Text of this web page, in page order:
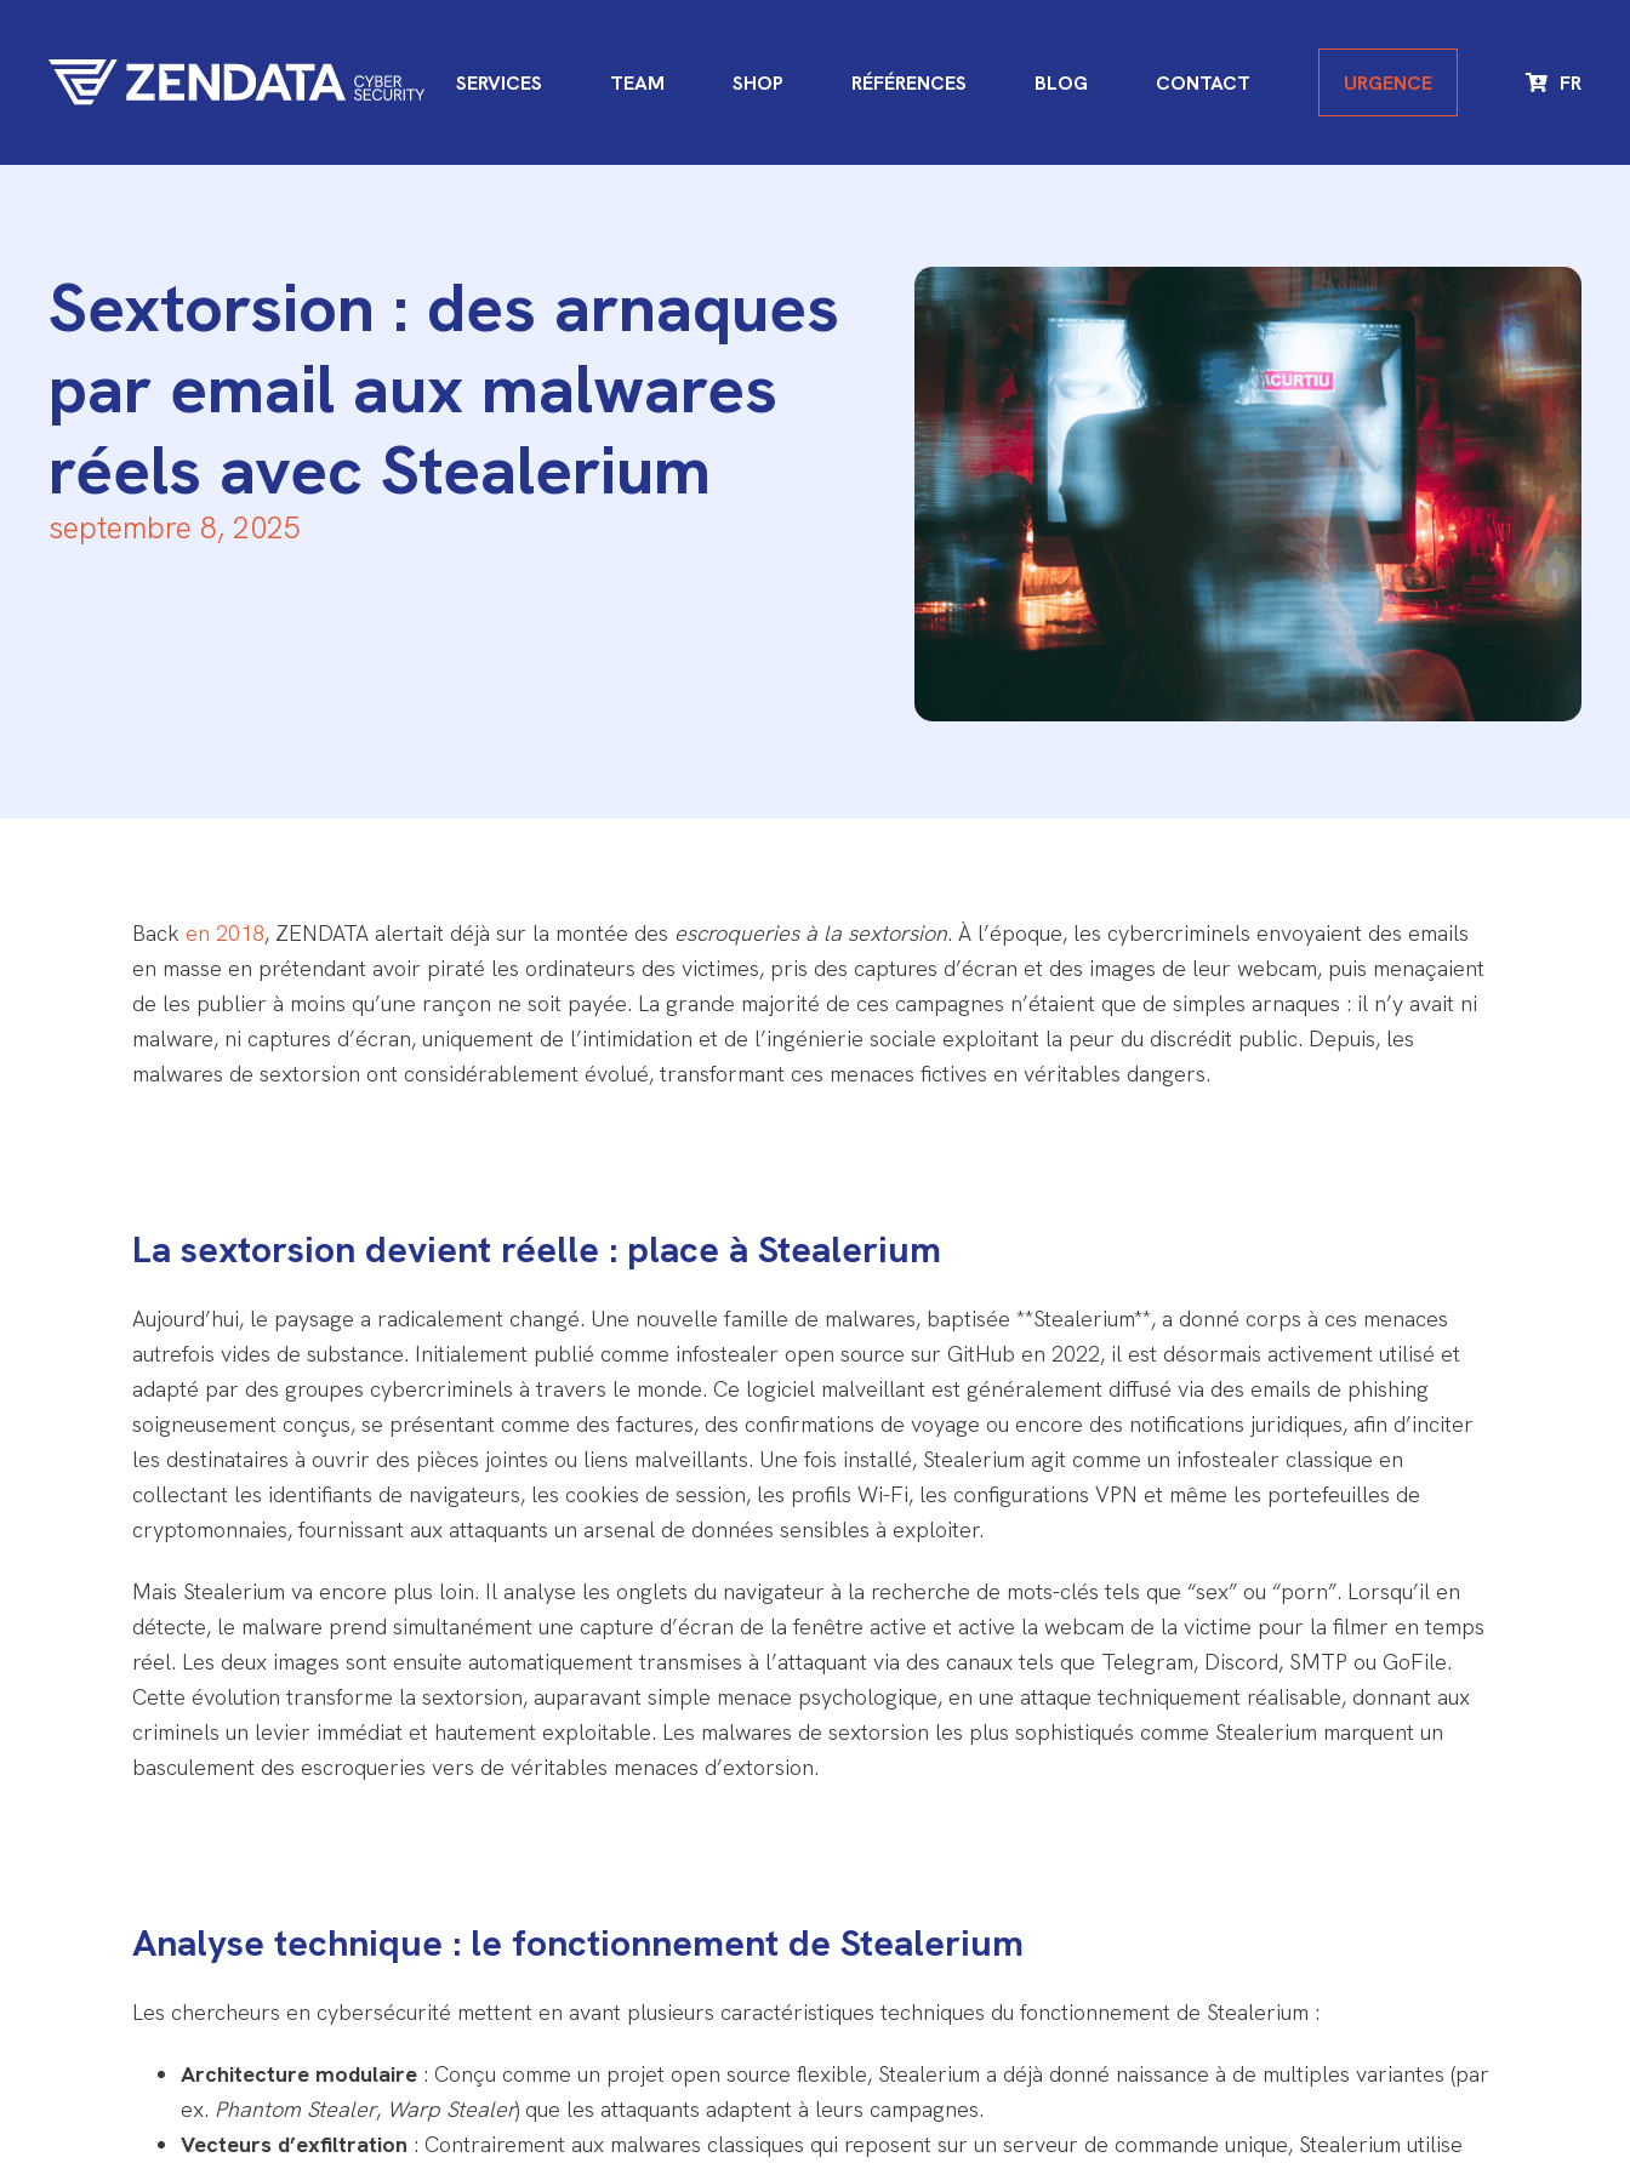
SERVICES TEAM SHOP RÉFÉRENCES BLOG CONTACT URGENCE FR
Sextorsion : des arnaques
par email aux malwares
réels avec Stealerium
septembre 8, 2025
Back en 2018, ZENDATA alertait déjà sur la montée des escroqueries à la sextorsion. À l’époque, les cybercriminels envoyaient des emails
en masse en prétendant avoir piraté les ordinateurs des victimes, pris des captures d’écran et des images de leur webcam, puis menaçaient
de les publier à moins qu’une rançon ne soit payée. La grande majorité de ces campagnes n’étaient que de simples arnaques : il n’y avait ni
malware, ni captures d’écran, uniquement de l’intimidation et de l’ingénierie sociale exploitant la peur du discrédit public. Depuis, les
malwares de sextorsion ont considérablement évolué, transformant ces menaces fictives en véritables dangers.
La sextorsion devient réelle : place à Stealerium
Aujourd’hui, le paysage a radicalement changé. Une nouvelle famille de malwares, baptisée **Stealerium**, a donné corps à ces menaces
autrefois vides de substance. Initialement publié comme infostealer open source sur GitHub en 2022, il est désormais activement utilisé et
adapté par des groupes cybercriminels à travers le monde. Ce logiciel malveillant est généralement diffusé via des emails de phishing
soigneusement conçus, se présentant comme des factures, des confirmations de voyage ou encore des notifications juridiques, afin d’inciter
les destinataires à ouvrir des pièces jointes ou liens malveillants. Une fois installé, Stealerium agit comme un infostealer classique en
collectant les identifiants de navigateurs, les cookies de session, les profils Wi-Fi, les configurations VPN et même les portefeuilles de
cryptomonnaies, fournissant aux attaquants un arsenal de données sensibles à exploiter.
Mais Stealerium va encore plus loin. Il analyse les onglets du navigateur à la recherche de mots-clés tels que “sex” ou “porn”. Lorsqu’il en
détecte, le malware prend simultanément une capture d’écran de la fenêtre active et active la webcam de la victime pour la filmer en temps
réel. Les deux images sont ensuite automatiquement transmises à l’attaquant via des canaux tels que Telegram, Discord, SMTP ou GoFile.
Cette évolution transforme la sextorsion, auparavant simple menace psychologique, en une attaque techniquement réalisable, donnant aux
criminels un levier immédiat et hautement exploitable. Les malwares de sextorsion les plus sophistiqués comme Stealerium marquent un
basculement des escroqueries vers de véritables menaces d’extorsion.
Analyse technique : le fonctionnement de Stealerium
Les chercheurs en cybersécurité mettent en avant plusieurs caractéristiques techniques du fonctionnement de Stealerium :
Architecture modulaire : Conçu comme un projet open source flexible, Stealerium a déjà donné naissance à de multiples variantes (par
ex. Phantom Stealer, Warp Stealer) que les attaquants adaptent à leurs campagnes.
Vecteurs d’exfiltration : Contrairement aux malwares classiques qui reposent sur un serveur de commande unique, Stealerium utilise